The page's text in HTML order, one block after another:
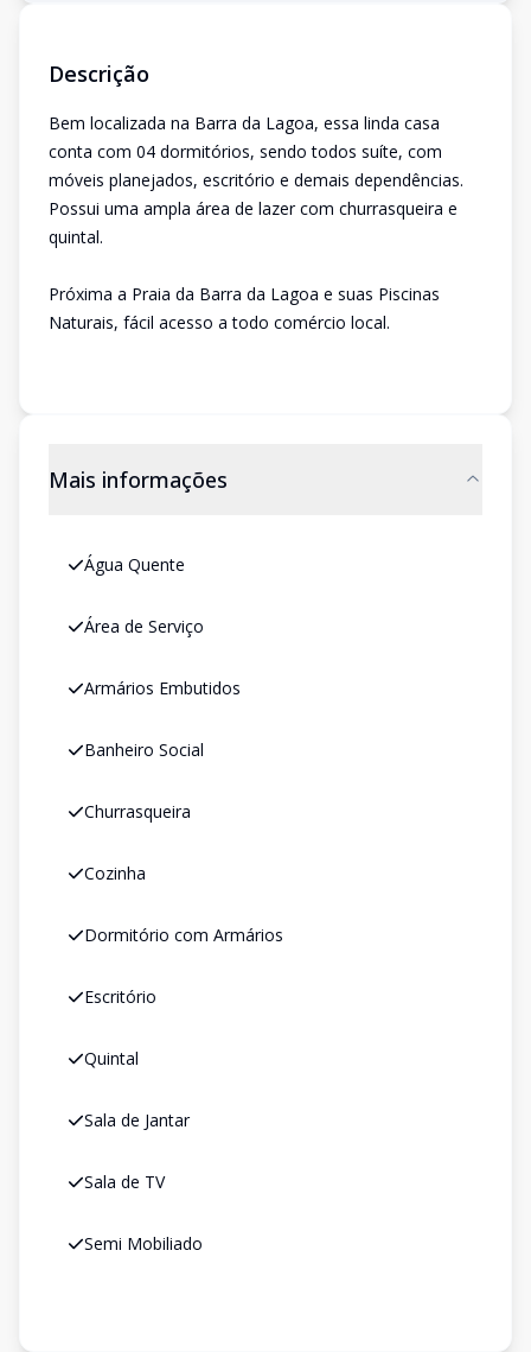
Descrição
Bem localizada na Barra da Lagoa, essa linda casa
conta com 04 dormitórios, sendo todos suíte, com
móveis planejados, escritório e demais dependências.
Possui uma ampla área de lazer com churrasqueira e
quintal.
Próxima a Praia da Barra da Lagoa e suas Piscinas
Naturais, fácil acesso a todo comércio local.
Mais informações
Água Quente
Área de Serviço
Armários Embutidos
Banheiro Social
Churrasqueira
Cozinha
Dormitório com Armários
Escritório
Quintal
Sala de Jantar
Sala de TV
Semi Mobiliado